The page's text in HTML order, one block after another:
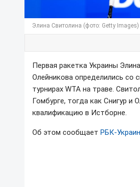
Элина Свитолина (фото: Getty Images)
Первая ракетка Украины
Олейникова определились со
турнирах WTA на траве.
Гомбурге, тогда как Снигур и
квалификацию в Истборне.
Об этом сообщает РБК-